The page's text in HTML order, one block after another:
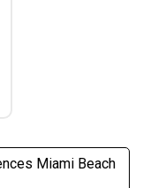
Miami Beach